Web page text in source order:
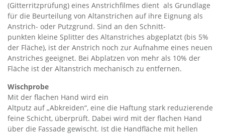
(Gitterritzprüfung) eines Anstrichfilmes dient als Grundlage
für die Beurteilung von Altanstrichen auf ihre Eignung als
Anstrich- oder Putzgrund. Sind an den Schnitt-
punkten kleine Splitter des Altanstriches abgeplatzt (bis 5%
der Fläche), ist der Anstrich noch zur Aufnahme eines neuen
Anstriches geeignet. Bei Abplatzen von mehr als 10% der
Fläche ist der Altanstrich mechanisch zu entfernen.
Wischprobe
Mit der flachen Hand wird ein
Altputz auf „Abkreiden“, eine die Haftung stark reduzierende
feine Schicht, überprüft. Dabei wird mit der flachen Hand
über die Fassade gewischt. Ist die Handfläche mit hellen